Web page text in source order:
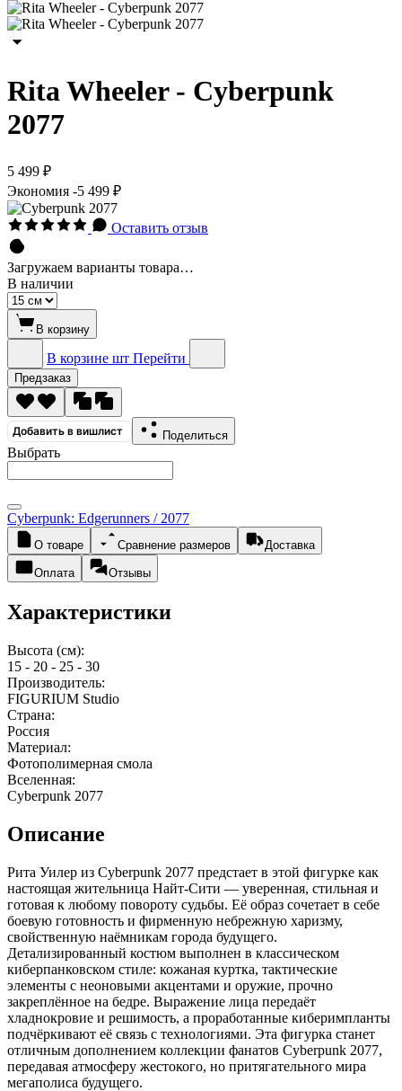
Rita Wheeler - Cyberpunk
2077
5 499 ₽
Экономия -5 499 ₽
Оставить отзыв
Загружаем варианты товара…
В наличии
В корзину
В корзине шт Перейти
Предзаказ
Добавить в вишлист Поделиться
Выбрать
Cyberpunk: Edgerunners / 2077
О товаре Сравнение размеров Доставка
Оплата Отзывы
Характеристики
Высота (см):
15 - 20 - 25 - 30
Производитель:
FIGURIUM Studio
Страна:
Россия
Материал:
Фотополимерная смола
Вселенная:
Cyberpunk 2077
Описание
Рита Уилер из Cyberpunk 2077 предстает в этой фигурке как
настоящая жительница Найт-Сити — уверенная, стильная и
готовая к любому повороту судьбы. Её образ сочетает в себе
боевую готовность и фирменную небрежную харизму,
свойственную наёмникам города будущего.
Детализированный костюм выполнен в классическом
киберпанковском стиле: кожаная куртка, тактические
элементы с неоновыми акцентами и оружие, прочно
закреплённое на бедре. Выражение лица передаёт
хладнокровие и решимость, а проработанные киберимпланты
подчёркивают её связь с технологиями. Эта фигурка станет
отличным дополнением коллекции фанатов Cyberpunk 2077,
передавая атмосферу жестокого, но притягательного мира
мегаполиса будущего.